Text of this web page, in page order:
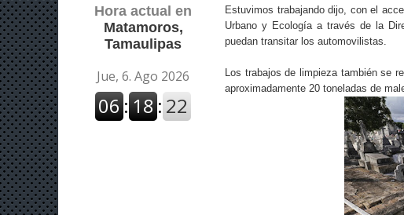
Hora actual en
Matamoros,
Tamaulipas
Estuvimos trabajando dijo, con el
Urbano y Ecología a través de la
puedan transitar los automovilistas.
Los trabajos de limpieza también se
aproximadamente 20 toneladas de